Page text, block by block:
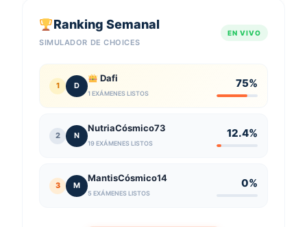
Ranking Semanal
SIMULADOR DE CHOICES
EN VIVO
1 D
Dafi
1 EXÁMENES LISTOS
75%
2 N
NutriaCósmico73
19 EXÁMENES LISTOS
12.4%
3 M
MantisCósmico14
5 EXÁMENES LISTOS
0%